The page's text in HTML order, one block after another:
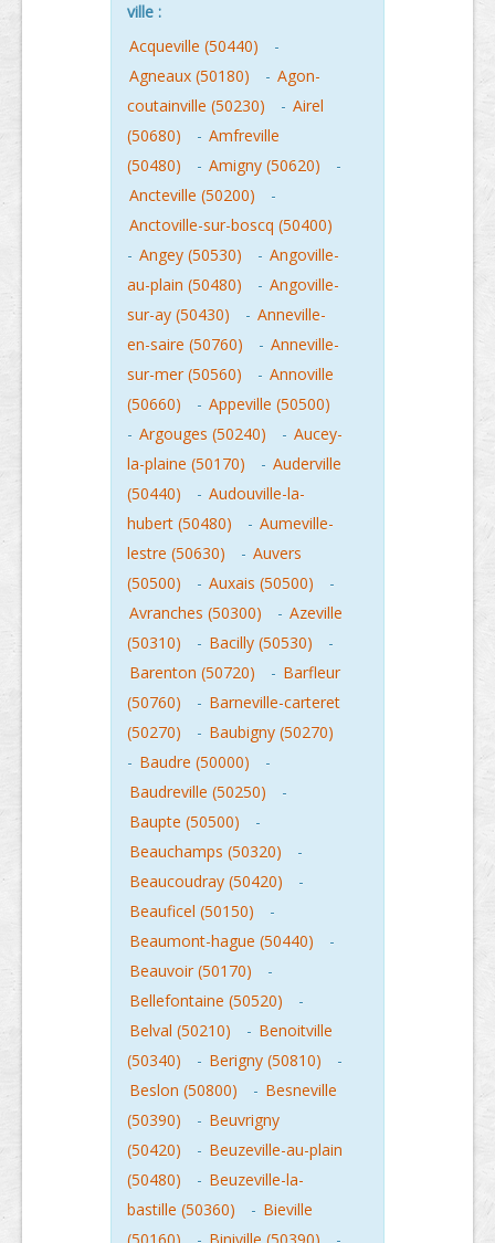
ville :
Acqueville (50440)
-
Agneaux (50180)
- Agon-
coutainville (50230)
- Airel
(50680)
- Amfreville
(50480)
- Amigny (50620)
-
Ancteville (50200)
-
Anctoville-sur-boscq (50400)
- Angey (50530) - Angoville-
au-plain (50480)
- Angoville-
sur-ay (50430)
- Anneville-
en-saire (50760)
- Anneville-
sur-mer (50560)
- Annoville
(50660)
- Appeville (50500)
- Argouges (50240) - Aucey-
la-plaine (50170)
- Auderville
(50440)
- Audouville-la-
hubert (50480)
- Aumeville-
lestre (50630)
- Auvers
(50500)
- Auxais (50500)
-
Avranches (50300)
- Azeville
(50310)
- Bacilly (50530)
-
Barenton (50720)
- Barfleur
(50760)
- Barneville-carteret
(50270)
- Baubigny (50270)
- Baudre (50000)
-
Baudreville (50250)
-
Baupte (50500)
-
Beauchamps (50320)
-
Beaucoudray (50420)
-
Beauficel (50150)
-
Beaumont-hague (50440)
-
Beauvoir (50170)
-
Bellefontaine (50520)
-
Belval (50210)
- Benoitville
(50340)
- Berigny (50810)
-
Beslon (50800)
- Besneville
(50390)
- Beuvrigny
(50420)
- Beuzeville-au-plain
(50480)
- Beuzeville-la-
bastille (50360)
- Bieville